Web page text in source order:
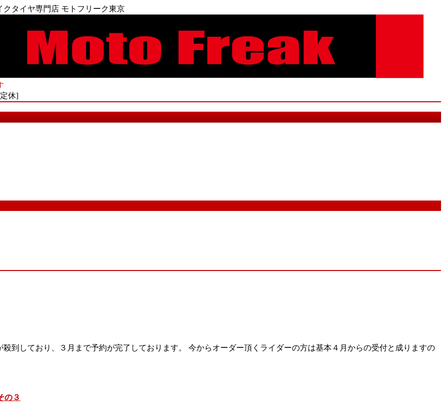
タイヤ専門店 モトフリーク東京
休]
到しており、３月まで予約が完了しております。 今からオーダー頂くライダーの方は基本４月からの受付と成りますの
の３